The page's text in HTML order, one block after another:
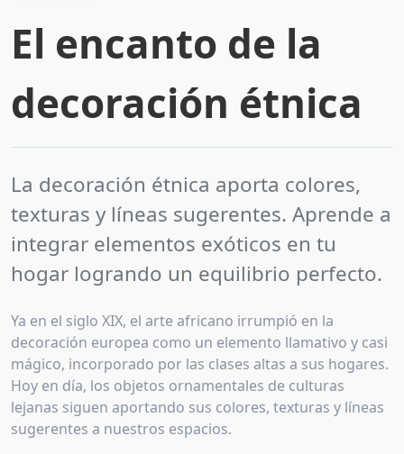
El encanto de la
decoración étnica
La decoración étnica aporta colores,
texturas y líneas sugerentes. Aprende a
integrar elementos exóticos en tu
hogar logrando un equilibrio perfecto.
Ya en el siglo XIX, el arte africano irrumpió en la
decoración europea como un elemento llamativo y casi
mágico, incorporado por las clases altas a sus hogares.
Hoy en día, los objetos ornamentales de culturas
lejanas siguen aportando sus colores, texturas y líneas
sugerentes a nuestros espacios.